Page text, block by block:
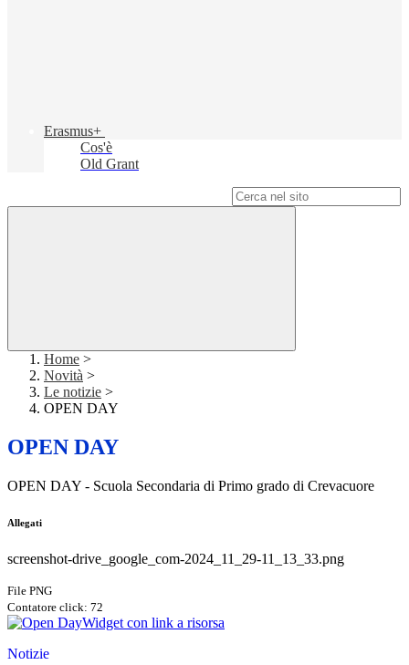
Erasmus+
Cos'è
Old Grant
Home >
Novità >
Le notizie >
OPEN DAY
OPEN DAY
OPEN DAY - Scuola Secondaria di Primo grado di Crevacuore
Allegati
screenshot-drive_google_com-2024_11_29-11_13_33.png
File PNG
Contatore click: 72
Widget con link a risorsa
Notizie